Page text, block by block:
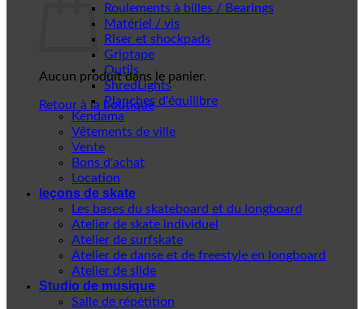
Aucun produit dans le panier.
Retour à la boutique
Roulements à billes / Bearings
Matériel / vis
Riser et shockpads
Griptape
Outils
ShredLights
Planches d'équilibre
Kendama
Vêtements de ville
Vente
Bons d'achat
Location
leçons de skate
Les bases du skateboard et du longboard
Atelier de skate individuel
Atelier de surfskate
Atelier de danse et de freestyle en longboard
Atelier de slide
Studio de musique
Salle de répétition